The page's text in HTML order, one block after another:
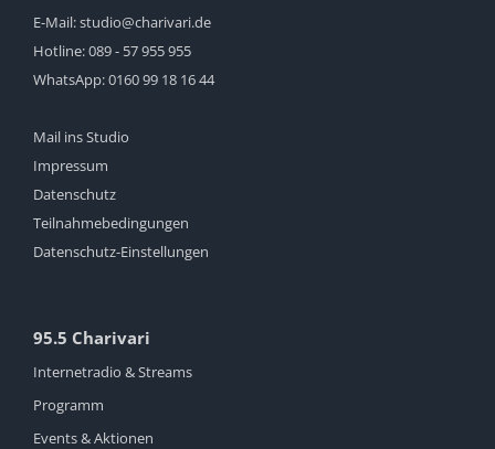
E-Mail:studio@charivari.de
Hotline:089 - 57 955 955
WhatsApp:0160 99 18 16 44
Mail ins Studio
Impressum
Datenschutz
Teilnahmebedingungen
Datenschutz-Einstellungen
95.5 Charivari
Internetradio & Streams
Programm
Events & Aktionen